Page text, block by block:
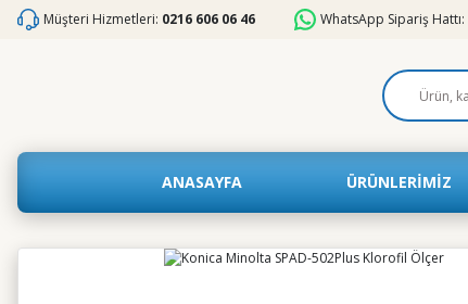
Müşteri Hizmetleri: 0216 606 06 46 WhatsApp Sipariş Hattı:
ANASAYFA ÜRÜNLERİMİZ